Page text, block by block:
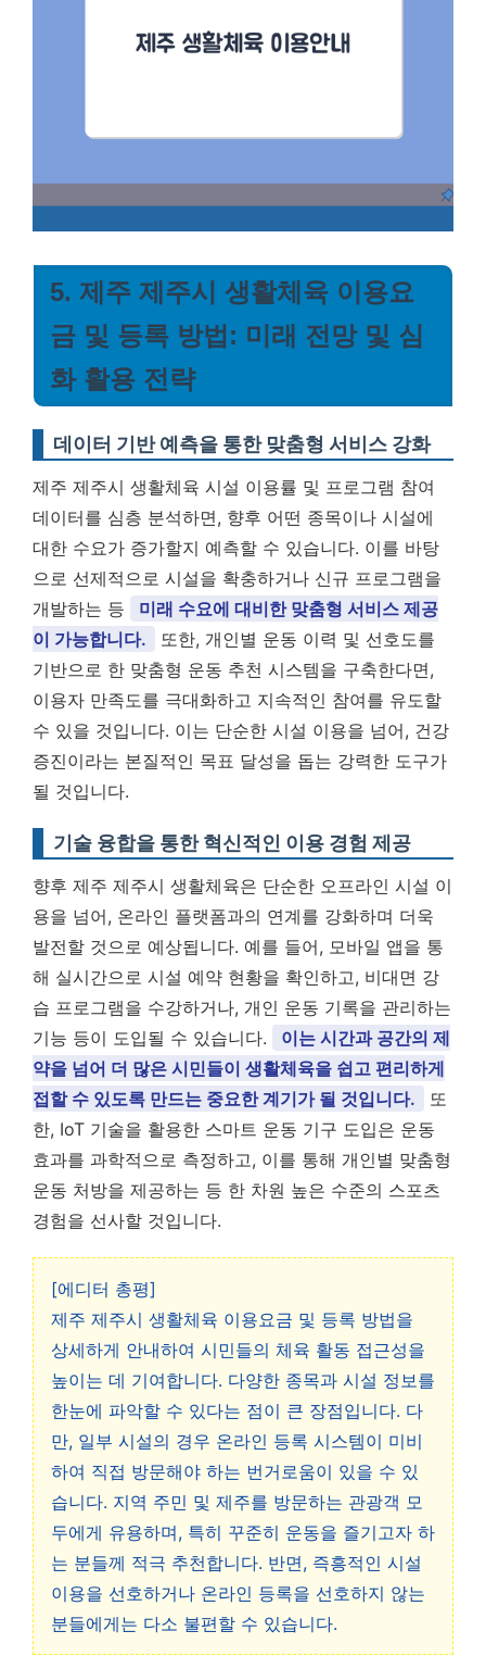
5. 제주 제주시 생활체육 이용요
금 및 등록 방법: 미래 전망 및 심
화 활용 전략
데이터 기반 예측을 통한 맞춤형 서비스 강화
제주 제주시 생활체육 시설 이용률 및 프로그램 참여
데이터를 심층 분석하면, 향후 어떤 종목이나 시설에
대한 수요가 증가할지 예측할 수 있습니다. 이를 바탕
으로 선제적으로 시설을 확충하거나 신규 프로그램을
개발하는 등
미래 수요에 대비한 맞춤형 서비스 제공
이 가능합니다.
또한, 개인별 운동 이력 및 선호도를
기반으로 한 맞춤형 운동 추천 시스템을 구축한다면,
이용자 만족도를 극대화하고 지속적인 참여를 유도할
수 있을 것입니다. 이는 단순한 시설 이용을 넘어, 건강
증진이라는 본질적인 목표 달성을 돕는 강력한 도구가
될 것입니다.
기술 융합을 통한 혁신적인 이용 경험 제공
향후 제주 제주시 생활체육은 단순한 오프라인 시설 이
용을 넘어, 온라인 플랫폼과의 연계를 강화하며 더욱
발전할 것으로 예상됩니다. 예를 들어, 모바일 앱을 통
해 실시간으로 시설 예약 현황을 확인하고, 비대면 강
습 프로그램을 수강하거나, 개인 운동 기록을 관리하는
기능 등이 도입될 수 있습니다.
이는 시간과 공간의 제
약을 넘어 더 많은 시민들이 생활체육을 쉽고 편리하게
접할 수 있도록 만드는 중요한 계기가 될 것입니다.
또
한, IoT 기술을 활용한 스마트 운동 기구 도입은 운동
효과를 과학적으로 측정하고, 이를 통해 개인별 맞춤형
운동 처방을 제공하는 등 한 차원 높은 수준의 스포츠
경험을 선사할 것입니다.
[에디터 총평]
제주 제주시 생활체육 이용요금 및 등록 방법을
상세하게 안내하여 시민들의 체육 활동 접근성을
높이는 데 기여합니다. 다양한 종목과 시설 정보를
한눈에 파악할 수 있다는 점이 큰 장점입니다. 다
만, 일부 시설의 경우 온라인 등록 시스템이 미비
하여 직접 방문해야 하는 번거로움이 있을 수 있
습니다. 지역 주민 및 제주를 방문하는 관광객 모
두에게 유용하며, 특히 꾸준히 운동을 즐기고자 하
는 분들께 적극 추천합니다. 반면, 즉흥적인 시설
이용을 선호하거나 온라인 등록을 선호하지 않는
분들에게는 다소 불편할 수 있습니다.